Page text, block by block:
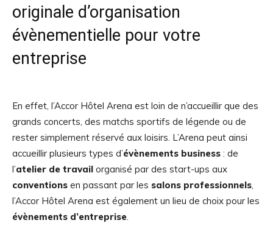
originale d’organisation
évènementielle pour votre
entreprise
En effet, l’Accor Hôtel Arena est loin de n’accueillir que des
grands concerts, des matchs sportifs de légende ou de
rester simplement réservé aux loisirs. L’Arena peut ainsi
accueillir plusieurs types d’évènements business : de
l’atelier de travail organisé par des start-ups aux
conventions en passant par les salons professionnels,
l’Accor Hôtel Arena est également un lieu de choix pour les
évènements d’entreprise.